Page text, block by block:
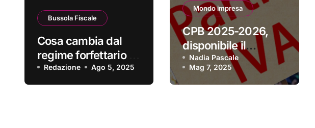
Bussola Fiscale
Cosa cambia dal
regime forfettario al
regime ordinario?
Redazione Ago 5, 2025
Mondo impresa
CPB 2025-2026,
disponibile il
software per aderire
Nadia Pascale
Mag 7, 2025